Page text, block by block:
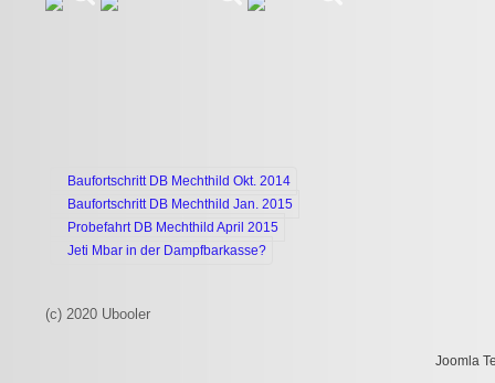
Baufortschritt DB Mechthild Okt. 2014
Baufortschritt DB Mechthild Jan. 2015
Probefahrt DB Mechthild April 2015
Jeti Mbar in der Dampfbarkasse?
(c) 2020 Ubooler
Joomla